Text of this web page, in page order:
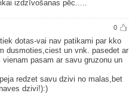
izdzīvošanas pēc.....
0
dotas-vai nav patikami par kko
dusmoties,ciest un vnk. pasedet ar
pasam ar savu gruzonu un
redzet savu dzivi no malas,bet
dzivi!):)